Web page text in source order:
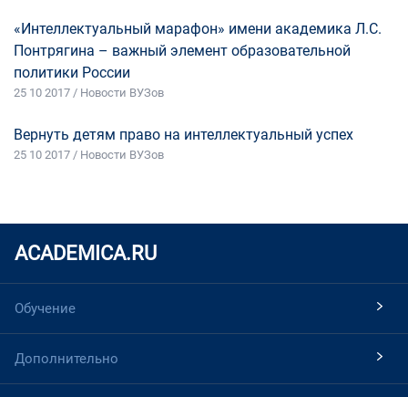
«Интеллектуальный марафон» имени академика Л.С.
Понтрягина – важный элемент образовательной
политики России
25 10 2017 / Новости ВУЗов
Вернуть детям право на интеллектуальный успех
25 10 2017 / Новости ВУЗов
ACADEMICA.RU
Обучение
Дополнительно